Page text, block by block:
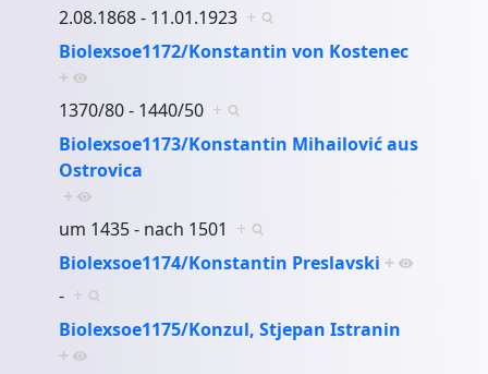
2.08.1868 - 11.01.1923 +
Biolexsoe1172/Konstantin von Kostenec
+
1370/80 - 1440/50 +
Biolexsoe1173/Konstantin Mihailović aus
Ostrovica
+
um 1435 - nach 1501 +
Biolexsoe1174/Konstantin Preslavski +
- +
Biolexsoe1175/Konzul, Stjepan Istranin
+